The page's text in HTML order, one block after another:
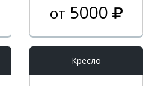
от 5000
Кресло